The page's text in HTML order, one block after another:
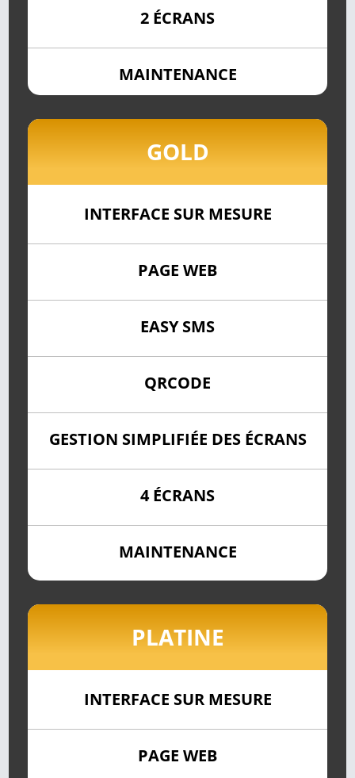
2 ÉCRANS
MAINTENANCE
GOLD
INTERFACE SUR MESURE
PAGE WEB
EASY SMS
QRCODE
GESTION SIMPLIFIÉE DES ÉCRANS
4 ÉCRANS
MAINTENANCE
PLATINE
INTERFACE SUR MESURE
PAGE WEB